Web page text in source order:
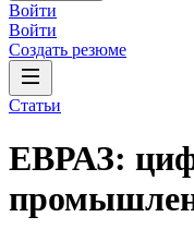
Войти
Войти
Создать резюме
Статьи
ЕВРАЗ: